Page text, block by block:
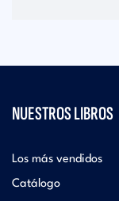
NUESTROS LIBROS
Los más vendidos
Catálogo